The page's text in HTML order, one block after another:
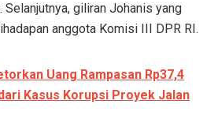
Selanjutnya, giliran Johanis yang
anggota Komisi III DPR RI.
Uang Rampasan Rp37,4
Kasus Korupsi Proyek Jalan